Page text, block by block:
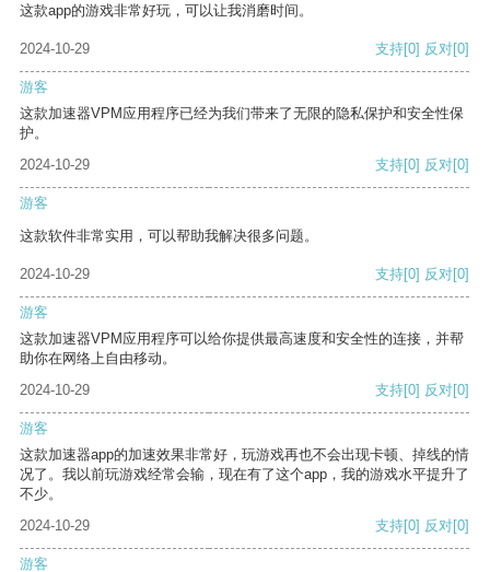
这款app的游戏非常好玩，可以让我消磨时间。
2024-10-29 支持[0] 反对[0]
游客
这款加速器VPM应用程序已经为我们带来了无限的隐私保护和安全性保
护。
2024-10-29
支持[0] 反对[0]
游客
这款软件非常实用，可以帮助我解决很多问题。
2024-10-29 支持[0] 反对[0]
游客
这款加速器VPM应用程序可以给你提供最高速度和安全性的连接，并帮
助你在网络上自由移动。
2024-10-29
支持[0] 反对[0]
游客
这款加速器app的加速效果非常好，玩游戏再也不会出现卡顿、掉线的情
况了。我以前玩游戏经常会输，现在有了这个app，我的游戏水平提升了
不少。
2024-10-29
支持[0] 反对[0]
游客